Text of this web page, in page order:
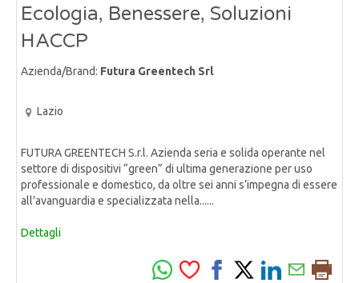
Ecologia, Benessere, Soluzioni
HACCP
Azienda/Brand: Futura Greentech Srl
Lazio
FUTURA GREENTECH S.r.l. Azienda seria e solida operante nel
settore di dispositivi “green” di ultima generazione per uso
professionale e domestico, da oltre sei anni s’impegna di essere
all’avanguardia e specializzata nella......
Dettagli